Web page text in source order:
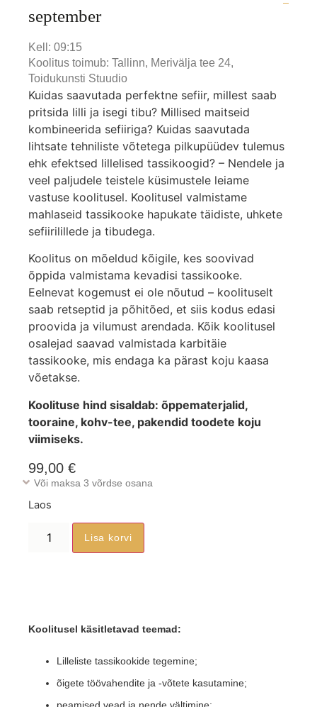
september
Kell: 09:15
Koolitus toimub: Tallinn, Merivälja tee 24,
Toidukunsti Stuudio
Kuidas saavutada perfektne sefiir, millest saab
pritsida lilli ja isegi tibu? Millised maitseid
kombineerida sefiiriga? Kuidas saavutada
lihtsate tehniliste võtetega pilkupüüdev tulemus
ehk efektsed lillelised tassikoogid? – Nendele ja
veel paljudele teistele küsimustele leiame
vastuse koolitusel. Koolitusel valmistame
mahlaseid tassikooke hapukate täidiste, uhkete
sefiirilillede ja tibudega.
Koolitus on mõeldud kõigile, kes soovivad
õppida valmistama kevadisi tassikooke.
Eelnevat kogemust ei ole nõutud – koolituselt
saab retseptid ja põhitõed, et siis kodus edasi
proovida ja vilumust arendada. Kõik koolitusel
osalejad saavad valmistada karbitäie
tassikooke, mis endaga ka pärast koju kaasa
võetakse.
Koolituse hind sisaldab: õppematerjalid,
tooraine, kohv-tee, pakendid toodete koju
viimiseks.
99,00 €
Või maksa 3 võrdse osana
Laos
Lisa korvi
Koolitusel käsitletavad teemad:
Lilleliste tassikookide tegemine;
õigete töövahendite ja -võtete kasutamine;